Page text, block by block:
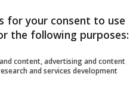
del
Terra, ci sono
for your consent to use
the following purposes:
content, advertising and content
and services development